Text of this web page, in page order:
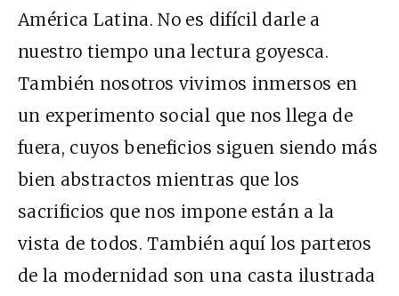
América Latina. No es difícil darle a
nuestro tiempo una lectura goyesca.
También nosotros vivimos inmersos en
un experimento social que nos llega de
fuera, cuyos beneficios siguen siendo más
bien abstractos mientras que los
sacrificios que nos impone están a la
vista de todos. También aquí los parteros
de la modernidad son una casta ilustrada